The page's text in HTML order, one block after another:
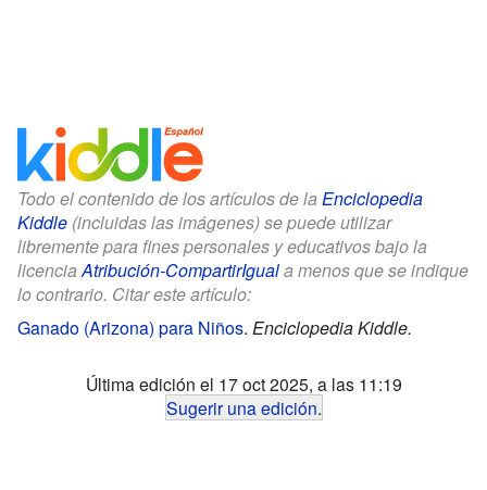
Todo el contenido de los artículos de la Enciclopedia
Kiddle (incluidas las imágenes) se puede utilizar
libremente para fines personales y educativos bajo la
licenciaAtribución-CompartirIguala menos que se indique
lo contrario. Citar este artículo:
Ganado (Arizona) para Niños. Enciclopedia Kiddle.
Última edición el 17 oct 2025, a las 11:19
Sugerir una edición.